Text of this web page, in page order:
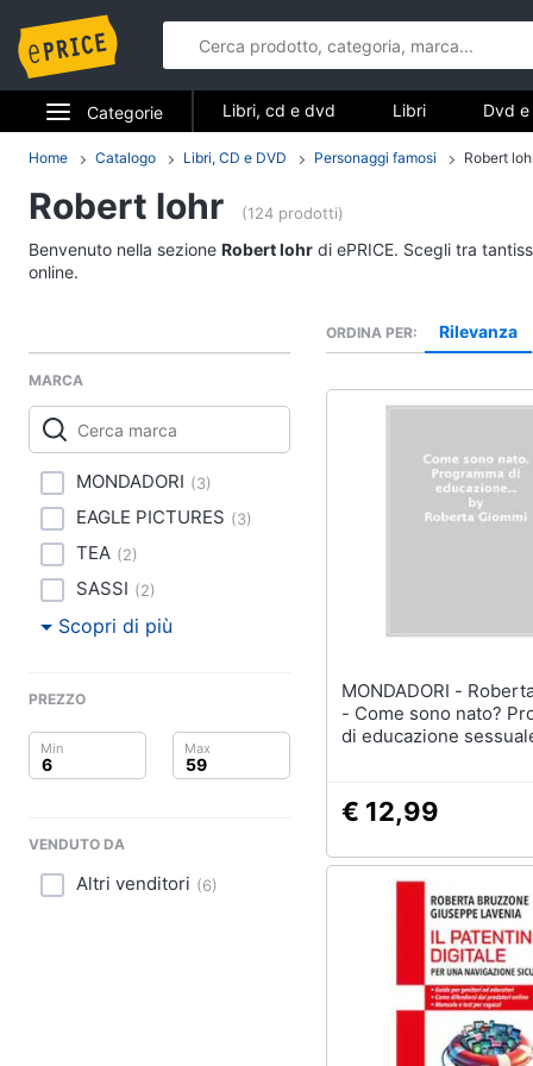
Categorie
Elettrodomestici
Informatica
Videogiochi
Audio e musica
Arredo
Brico e Giardinaggio
Prima infanzia
Libri, cd e
Libri di Cucina
Architettura
Libri, cd e dvd Libri Dvd
Home Catalogo Libri, CD e DVD Personaggi famosi Robert
Robert lohr (124 prodotti)
Benvenuto nella sezione Robert lohr di ePRICE. Scegli tra
online.
MARCA
MONDADORI (3)
EAGLE PICTURES (3)
TEA (2)
SASSI (2)
Scopri di più
PREZZO
VENDUTO DA
Altri venditori (6)
ORDINA PER Rilevanza
MONDADORI - Roberta Giommi
- Come sono nato?
di educazione
€ 12,99